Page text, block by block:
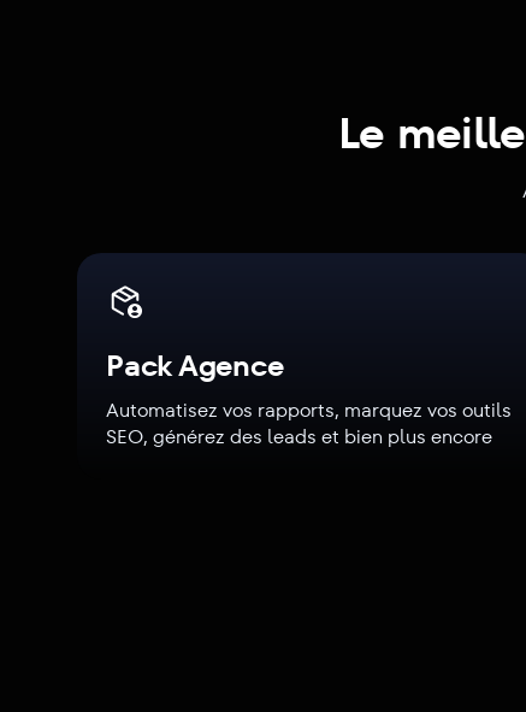
Le
Pack Agence
Automatisez vos rapports, marquez vos outils
SEO, générez des leads et bien plus encore